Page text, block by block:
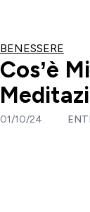
BENESSERE
Cos’è
01/10/24